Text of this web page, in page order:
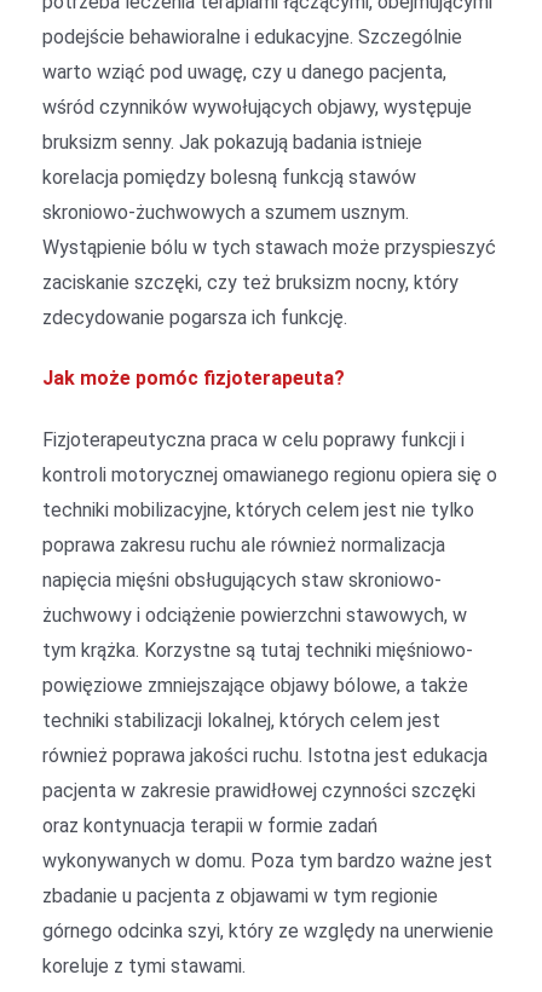
podejście behawioralne i edukacyjne. Szczególnie
warto wziąć pod uwagę, czy u danego pacjenta,
wśród czynników wywołujących objawy, występuje
bruksizm senny. Jak pokazują badania istnieje
korelacja pomiędzy bolesną funkcją stawów
skroniowo-żuchwowych a szumem usznym.
Wystąpienie bólu w tych stawach może przyspieszyć
zaciskanie szczęki, czy też bruksizm nocny, który
zdecydowanie pogarsza ich funkcję.
Jak może pomóc fizjoterapeuta?
Fizjoterapeutyczna praca w celu poprawy funkcji i
kontroli motorycznej omawianego regionu opiera się o
techniki mobilizacyjne, których celem jest nie tylko
poprawa zakresu ruchu ale również normalizacja
napięcia mięśni obsługujących staw skroniowo-
żuchwowy i odciążenie powierzchni stawowych, w
tym krążka. Korzystne są tutaj techniki mięśniowo-
powięziowe zmniejszające objawy bólowe, a także
techniki stabilizacji lokalnej, których celem jest
również poprawa jakości ruchu. Istotna jest edukacja
pacjenta w zakresie prawidłowej czynności szczęki
oraz kontynuacja terapii w formie zadań
wykonywanych w domu. Poza tym bardzo ważne jest
zbadanie u pacjenta z objawami w tym regionie
górnego odcinka szyi, który ze względy na unerwienie
koreluje z tymi stawami.